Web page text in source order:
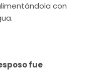
con
fue